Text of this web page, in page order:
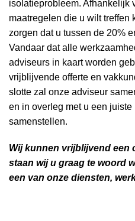
isolatieprobleem. Afhankelijk
maatregelen die u wilt treffen
zorgen dat u tussen de 20%
Vandaar dat alle
adviseurs in kaart worden
vrijblijvende offerte en
slotte zal onze adviseur
en in overleg met u een
samenstellen.
Wij kunnen vrijblijvend een
staan wij u graag te woord
een van onze diensten,